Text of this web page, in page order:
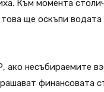
Към момента
ще оскъпи водата
несъбираемите
финансовата